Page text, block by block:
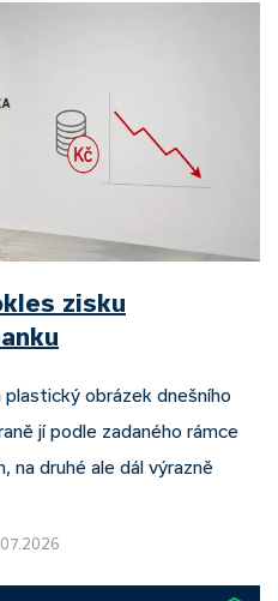
zisku
plastický obrázek dnešního
jí podle zadaného rámce
na druhé ale dál výrazně